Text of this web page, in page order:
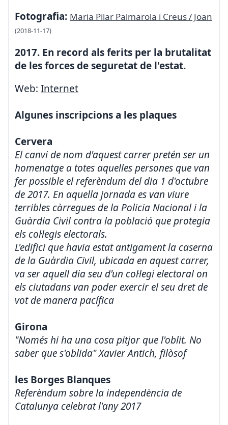
Fotografia: Maria Pilar Palmarola i Creus / Joan
(2018-11-17)
2017. En record als ferits per la brutalitat
de les forces de seguretat de l'estat.
Web: Internet
Algunes inscripcions a les plaques
Cervera
El canvi de nom d'aquest carrer pretén ser un
homenatge a totes aquelles persones que van
fer possible el referèndum del dia 1 d'octubre
de 2017. En aquella jornada es van viure
terribles càrregues de la Policia Nacional i la
Guàrdia Civil contra la població que protegia
els col·legis electorals.
L'edifici que havia estat antigament la caserna
de la Guàrdia Civil, ubicada en aquest carrer,
va ser aquell dia seu d'un col·legi electoral on
els ciutadans van poder exercir el seu dret de
vot de manera pacífica
Girona
"Només hi ha una cosa pitjor que l'oblit. No
saber que s'oblida" Xavier Antich, filòsof
les Borges Blanques
Referèndum sobre la independència de
Catalunya celebrat l'any 2017